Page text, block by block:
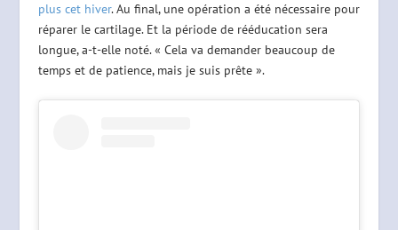
plus cet hiver. Au final, une opération a été nécessaire pour
réparer le cartilage. Et la période de rééducation sera
longue, a-t-elle noté. « Cela va demander beaucoup de
temps et de patience, mais je suis prête ».